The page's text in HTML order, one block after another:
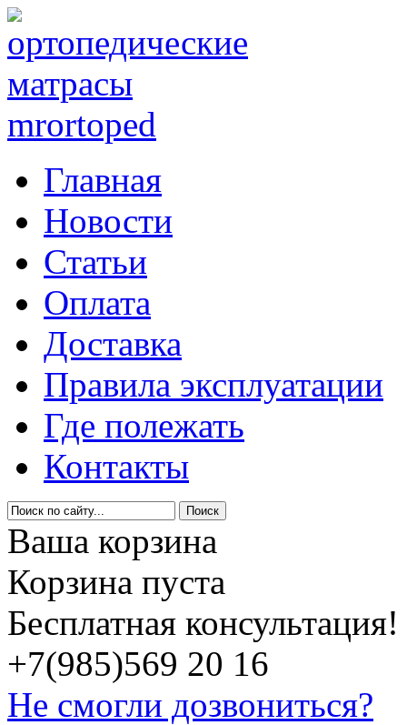
Главная
Новости
Статьи
Оплата
Доставка
Правила эксплуатации
Где полежать
Контакты
Ваша корзина
Корзина пуста
Бесплатная консультация!
+7(985)569 20 16
Не смогли дозвониться?